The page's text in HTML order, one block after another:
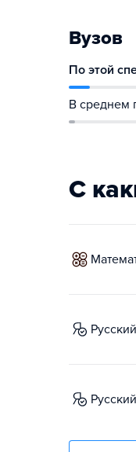
Вузов
По этой
В среднем
С